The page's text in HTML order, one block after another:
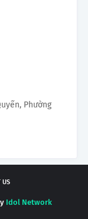
Phường
US
Idol Network